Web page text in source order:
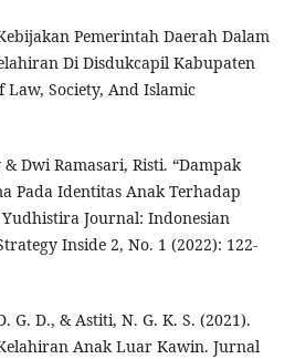
Pemerintah Daerah Dalam
Di Disdukcapil Kabupaten
Society, And Islamic
Dwi Ramasari, Risti. “Dampak
Pada Identitas Anak Terhadap
Journal: Indonesian
Inside 2, No. 1 (2022): 122-
G. D., & Astiti, N. G. K. S. (2021).
Anak Luar Kawin. Jurnal